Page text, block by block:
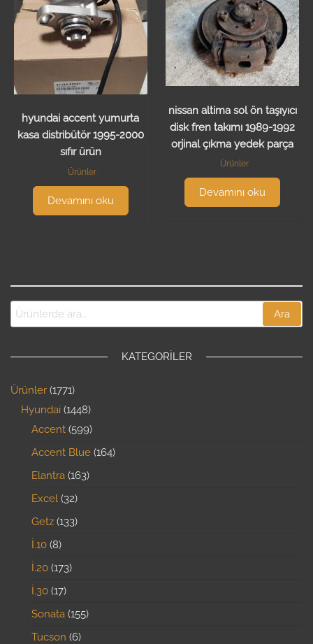
hyundai accent yumurta
kasa distribütör 1995-2000
sıfır ürün
Ürünler
Devamını oku
nissan altima sol ön taşıyıcı
disk fren takımı 1989-1992
orjinal çıkma yedek parça
Ürünler
Devamını oku
Ara
KATEGORILER
Ürünler 1771
Hyundai 1448
Accent 599
Accent Blue 164
Elantra 163
Excel 32
Getz 133
İ.10 8
İ.20 173
İ.30 17
Sonata 155
Tucson 6